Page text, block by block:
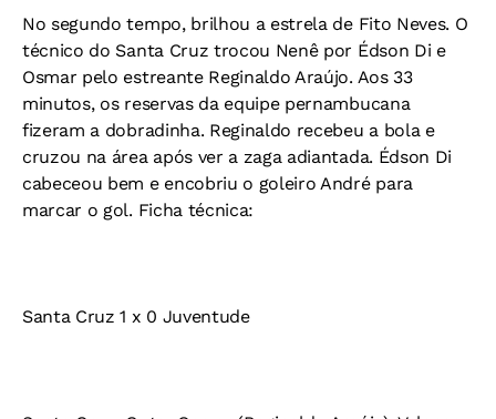
No segundo tempo, brilhou a estrela de Fito Neves. O
técnico do Santa Cruz trocou Nenê por Édson Di e
Osmar pelo estreante Reginaldo Araújo. Aos 33
minutos, os reservas da equipe pernambucana
fizeram a dobradinha. Reginaldo recebeu a bola e
cruzou na área após ver a zaga adiantada. Édson Di
cabeceou bem e encobriu o goleiro André para
marcar o gol. Ficha técnica:
Santa Cruz 1 x 0 Juventude